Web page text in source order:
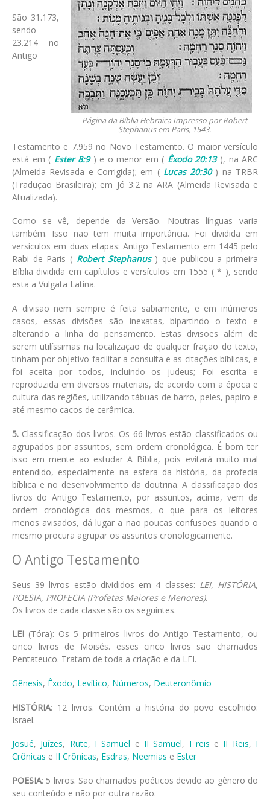
Página da Bíblia Hebraica Impresso por Robert
Stephanus em Paris, 1543.
São 31.173,
sendo
23.214 no
Antigo
Testamento e 7.959 no Novo Testamento. O maior versículo
está em ( Ester 8:9) e o menor em ( Êxodo 20:13), na ARC
(Almeida Revisada e Corrigida); em ( Lucas 20:30) na TRBR
(Tradução Brasileira); em Jó 3:2 na ARA (Almeida Revisada e
Atualizada).
Como se vê, depende da Versão. Noutras línguas varia
também. Isso não tem muita importância. Foi dividida em
versículos em duas etapas: Antigo Testamento em 1445 pelo
Rabi de Paris ( Robert Stephanus) que publicou a primeira
Bíblia dividida em capítulos e versículos em 1555 ( * ), sendo
esta a Vulgata Latina.
A divisão nem sempre é feita sabiamente, e em inúmeros
casos, essas divisões são inexatas, bipartindo o texto e
alterando a linha do pensamento. Estas divisões além de
serem utilíssimas na localização de qualquer fração do texto,
tinham por objetivo facilitar a consulta e as citações bíblicas, e
foi aceita por todos, incluindo os judeus; Foi escrita e
reproduzida em diversos materiais, de acordo com a época e
cultura das regiões, utilizando tábuas de barro, peles, papiro e
até mesmo cacos de cerâmica.
5. Classificação dos livros. Os 66 livros estão classificados ou
agrupados por assuntos, sem ordem cronológica. É bom ter
isso em mente ao estudar A Bíblia, pois evitará muito mal
entendido, especialmente na esfera da história, da profecia
bíblica e no desenvolvimento da doutrina. A classificação dos
livros do Antigo Testamento, por assuntos, acima, vem da
ordem cronológica dos mesmos, o que para os leitores
menos avisados, dá lugar a não poucas confusões quando o
mesmo procura agrupar os assuntos cronologicamente.
O Antigo Testamento
Seus 39 livros estão divididos em 4 classes: LEI, HISTÓRIA,
POESIA, PROFECIA (Profetas Maiores e Menores).
Os livros de cada classe são os seguintes.
LEI (Tóra): Os 5 primeiros livros do Antigo Testamento, ou
cinco livros de Moisés. esses cinco livros são chamados
Pentateuco. Tratam de toda a criação e da LEI.
Gênesis, Êxodo, Levítico, Números, Deuteronômio
HISTÓRIA: 12 livros. Contém a história do povo escolhido:
Israel.
Josué, Juízes, Rute, I Samuel e II Samuel, I reis e II Reis, I
Crônicas e II Crônicas, Esdras, Neemias e Ester
POESIA: 5 livros. São chamados poéticos devido ao gênero do
seu conteúdo e não por outra razão.